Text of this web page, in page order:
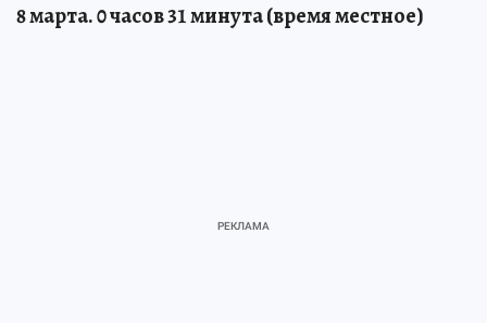
8 марта. 0 часов 31 минута (время местное)